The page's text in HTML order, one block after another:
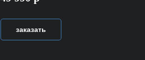
заказать